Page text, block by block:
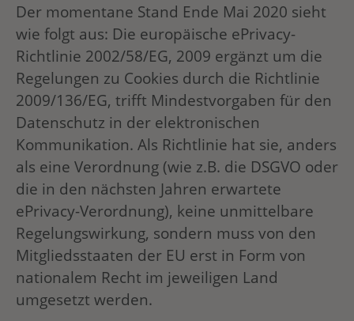
Der momentane Stand Ende Mai 2020 sieht
wie folgt aus: Die europäische ePrivacy-
Richtlinie 2002/58/EG, 2009 ergänzt um die
Regelungen zu Cookies durch die Richtlinie
2009/136/EG, trifft Mindestvorgaben für den
Datenschutz in der elektronischen
Kommunikation. Als Richtlinie hat sie, anders
als eine Verordnung (wie z.B. die DSGVO oder
die in den nächsten Jahren erwartete
ePrivacy-Verordnung), keine unmittelbare
Regelungswirkung, sondern muss von den
Mitgliedsstaaten der EU erst in Form von
nationalem Recht im jeweiligen Land
umgesetzt werden.